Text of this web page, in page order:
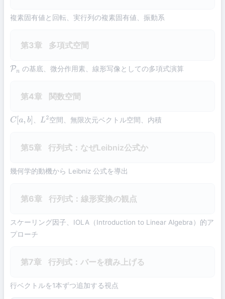
複素固有値と回転、実行列の複素固有値、振動系
第3章 多項式空間
Pn の基底、微分作用素、線形写像としての多項式演算
第4章 関数空間
C[ a,b ] L2 空間、無限次元ベクトル空間、内積
第5章 行列式：なぜLeibniz公式か
幾何学的動機から Leibniz 公式を導出
第6章 行列式：線形変換の観点
スケーリング因子、IOLA（Introduction to Linear Algebra）的ア
プローチ
第7章 行列式：バーを積み上げる
行ベクトルを1本ずつ追加する視点